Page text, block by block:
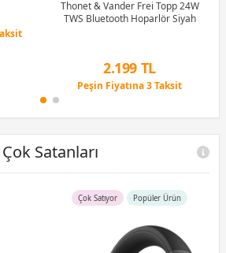
Thonet & Vander Frei Topp 24W
TWS Bluetooth Hoparlör Siyah
2.199 TL
Peşin Fiyatına 3 Taksit
Satanları
Çok Satıyor Popüler Ürün